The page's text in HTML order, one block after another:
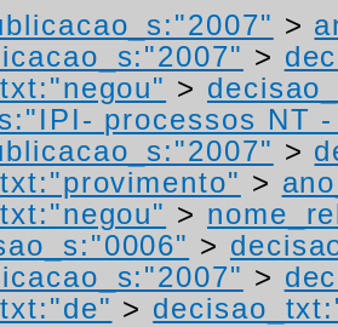
>
>
>
processos NT
>
>
>
>
>
>